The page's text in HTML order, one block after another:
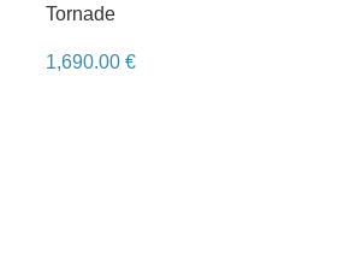
Tornade
1,690.00 €